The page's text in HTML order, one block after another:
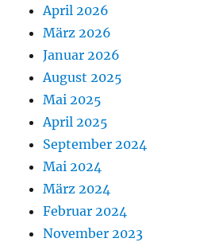
April 2026
März 2026
Januar 2026
August 2025
Mai 2025
April 2025
September 2024
Mai 2024
März 2024
Februar 2024
November 2023